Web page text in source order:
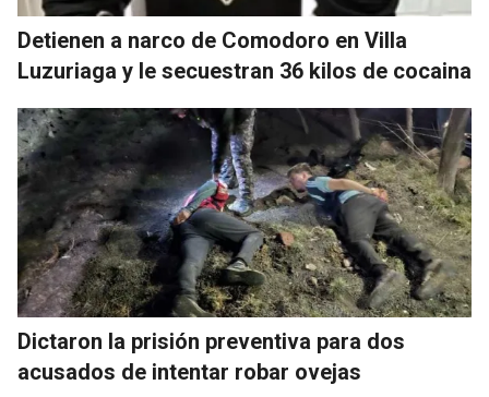
Detienen a narco de Comodoro en Villa
Luzuriaga y le secuestran 36 kilos de cocaina
Dictaron la prisión preventiva para dos
acusados de intentar robar ovejas